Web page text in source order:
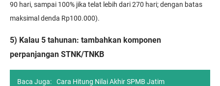
90 hari, sampai 100% jika telat lebih dari 270 hari; dengan batas
maksimal denda Rp100.000).
5) Kalau 5 tahunan: tambahkan komponen
perpanjangan STNK/TNKB
Baca Juga:
Cara Hitung Nilai Akhir SPMB Jatim